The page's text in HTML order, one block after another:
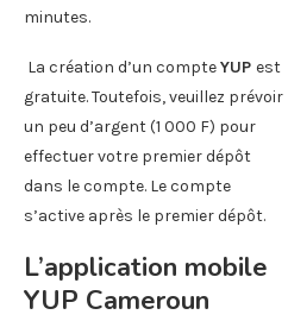
minutes.
La création d’un compteYUP est
gratuite. Toutefois, veuillez prévoir
un peu d’argent (1 000 F) pour
effectuer votre premier dépôt
dans le compte. Le compte
s’active après le premier dépôt.
L’application mobile
YUP Cameroun